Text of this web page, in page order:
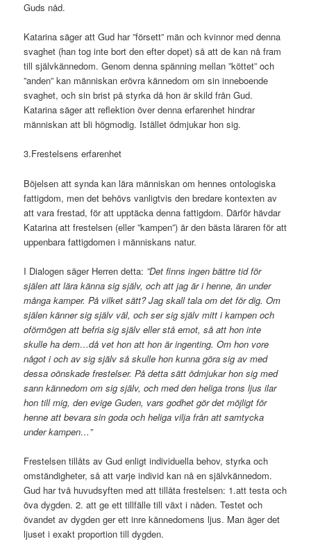
Guds nåd.
Katarina säger att Gud har ”försett” män och kvinnor med denna
svaghet (han tog inte bort den efter dopet) så att de kan nå fram
till självkännedom. Genom denna spänning mellan ”köttet” och
”anden” kan människan erövra kännedom om sin inneboende
svaghet, och sin brist på styrka då hon är skild från Gud.
Katarina säger att reflektion över denna erfarenhet hindrar
människan att bli högmodig. Istället ödmjukar hon sig.
3.Frestelsens erfarenhet
Böjelsen att synda kan lära människan om hennes ontologiska
fattigdom, men det behövs vanligtvis den bredare kontexten av
att vara frestad, för att upptäcka denna fattigdom. Därför hävdar
Katarina att frestelsen (eller ”kampen”) är den bästa läraren för att
uppenbara fattigdomen i människans natur.
I Dialogen säger Herren detta: ”Det finns ingen bättre tid för
själen att lära känna sig själv, och att jag är i henne, än under
många kamper. På vilket sätt? Jag skall tala om det för dig. Om
själen känner sig själv väl, och ser sig själv mitt i kampen och
oförmögen att befria sig själv eller stå emot, så att hon inte
skulle ha dem…då vet hon att hon är ingenting. Om hon vore
något i och av sig själv så skulle hon kunna göra sig av med
dessa oönskade frestelser. På detta sätt ödmjukar hon sig med
sann kännedom om sig själv, och med den heliga trons ljus ilar
hon till mig, den evige Guden, vars godhet gör det möjligt för
henne att bevara sin goda och heliga vilja från att samtycka
under kampen…”
Frestelsen tillåts av Gud enligt individuella behov, styrka och
omständigheter, så att varje individ kan nå en självkännedom.
Gud har två huvudsyften med att tillåta frestelsen: 1.att testa och
öva dygden. 2. att ge ett tillfälle till växt i nåden. Testet och
övandet av dygden ger ett inre kännedomens ljus. Man äger det
ljuset i exakt proportion till dygden.